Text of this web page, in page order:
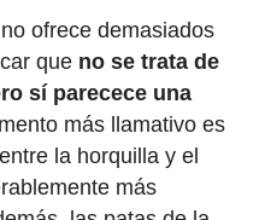
ofrece demasiados
que no se trata de
sí parecece una
más llamativo es
la horquilla y el
más